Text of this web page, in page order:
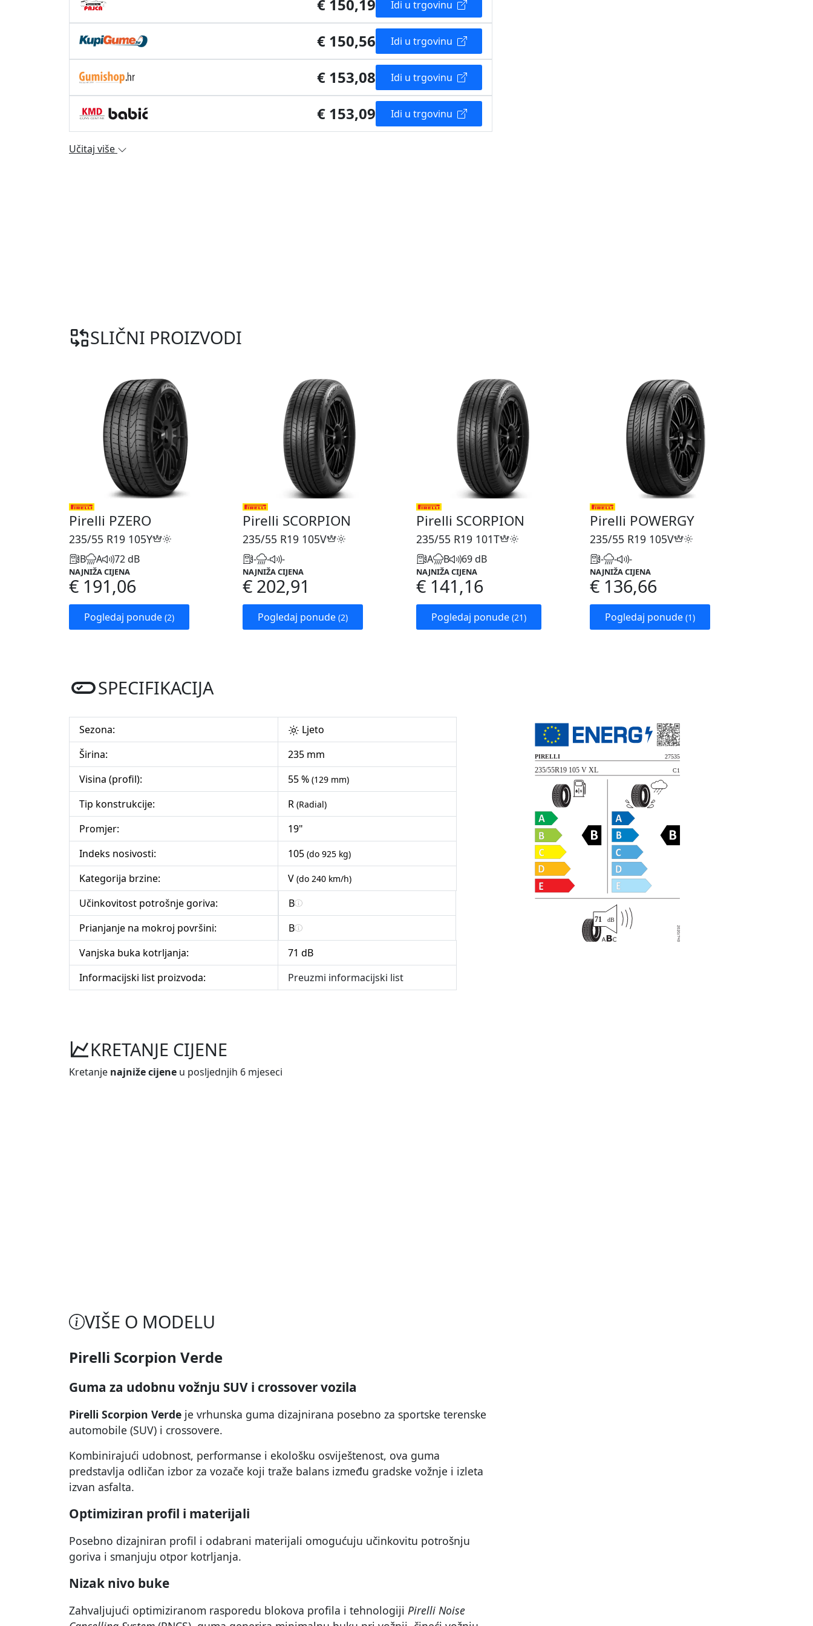
€ 150,19 Idi u trgovinu
€ 150,56 Idi u trgovinu
€ 153,08 Idi u trgovinu
€ 153,09 Idi u trgovinu
Učitaj više
SLIČNI PROIZVODI
Pirelli PZERO
235/55 R19 105Y
B A 72 dB
NAJNIŽA CIJENA
€ 191,06
Pogledaj ponude (2)
Pirelli SCORPION
235/55 R19 105V
- - -
NAJNIŽA CIJENA
€ 202,91
Pogledaj ponude (2)
Pirelli SCORPION
235/55 R19 101T
A B 69 dB
NAJNIŽA CIJENA
€ 141,16
Pogledaj ponude (21)
Pirelli POWERGY
235/55 R19 105V
- - -
NAJNIŽA CIJENA
€ 136,66
Pogledaj ponude (1)
SPECIFIKACIJA
Sezona:
Ljeto
Širina:
235 mm
Visina (profil):
55 % (129 mm)
Tip konstrukcije: R (Radial)
Promjer:
19"
Indeks nosivosti:
105 (do 925 kg)
Kategorija brzine: V (do 240 km/h)
Učinkovitost potrošnje goriva:
B
Prianjanje na mokroj površini:
B
Vanjska buka kotrljanja:
71 dB
Informacijski list proizvoda:
Preuzmi informacijski list
KRETANJE CIJENE
Kretanje najniže cijene u posljednjih 6 mjeseci
VIŠE O MODELU
Pirelli Scorpion Verde
Guma za udobnu vožnju SUV i crossover vozila
Pirelli Scorpion Verde je vrhunska guma dizajnirana posebno za sportske terenske
automobile (SUV) i crossovere.
Kombinirajući udobnost, performanse i ekološku osviještenost, ova guma
predstavlja odličan izbor za vozače koji traže balans između gradske vožnje i izleta
izvan asfalta.
Optimiziran profil i materijali
Posebno dizajniran profil i odabrani materijali omogućuju učinkovitu potrošnju
goriva i smanjuju otpor kotrljanja.
Nizak nivo buke
Zahvaljujući optimiziranom rasporedu blokova profila i tehnologiji Pirelli Noise